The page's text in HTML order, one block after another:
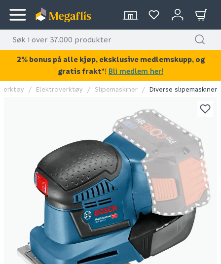
KAN DISSE VÆRE AV INTERESSE?
Villeroy & boch
exclusive veggskål m/
sete soft-close og qr
Celeste subbelist
standard transparent
2-pk
Verktøy Elektroverktøy Slipemaskiner Diverse slipemaskiner
2% bonus på alle kjøp, eksklusive medlemskupp, og
gratis frakt*! Bli medlem her!